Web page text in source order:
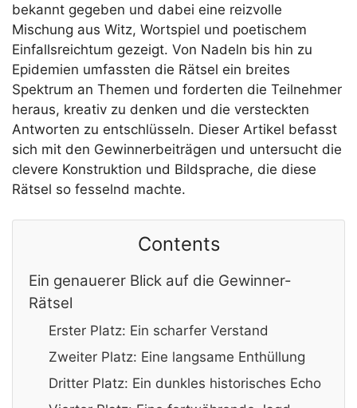
bekannt gegeben und dabei eine reizvolle
Mischung aus Witz, Wortspiel und poetischem
Einfallsreichtum gezeigt. Von Nadeln bis hin zu
Epidemien umfassten die Rätsel ein breites
Spektrum an Themen und forderten die Teilnehmer
heraus, kreativ zu denken und die versteckten
Antworten zu entschlüsseln. Dieser Artikel befasst
sich mit den Gewinnerbeiträgen und untersucht die
clevere Konstruktion und Bildsprache, die diese
Rätsel so fesselnd machte.
Contents
Ein genauerer Blick auf die Gewinner-
Rätsel
Erster Platz: Ein scharfer Verstand
Zweiter Platz: Eine langsame Enthüllung
Dritter Platz: Ein dunkles historisches Echo